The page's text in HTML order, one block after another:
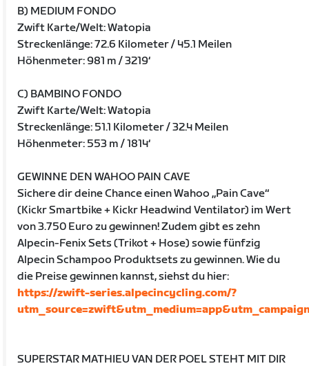
B) MEDIUM FONDO
Zwift Karte/Welt: Watopia
Streckenlänge: 72.6 Kilometer / 45.1 Meilen
Höhenmeter: 981 m / 3219‘
C) BAMBINO FONDO
Zwift Karte/Welt: Watopia
Streckenlänge: 51.1 Kilometer / 32.4 Meilen
Höhenmeter: 553 m / 1814‘
GEWINNE DEN WAHOO PAIN CAVE
Sichere dir deine Chance einen Wahoo „Pain Cave“
(Kickr Smartbike + Kickr Headwind Ventilator) im Wert
von 3.750 Euro zu gewinnen! Zudem gibt es zehn
Alpecin-Fenix Sets (Trikot + Hose) sowie fünfzig
Alpecin Schampoo Produktsets zu gewinnen. Wie du
die Preise gewinnen kannst, siehst du hier:
https://zwift-series.alpecincycling.com/?
SUPERSTAR MATHIEU VAN DER POEL STEHT MIT DIR